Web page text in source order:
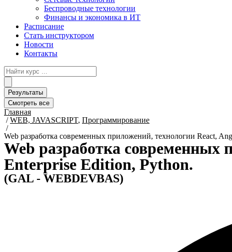
Беспроводные технологии
Финансы и экономика в ИТ
Расписание
Стать инструктором
Новости
Контакты
Search
...
Результаты
Смотреть все
Главная
/WEB, JAVASCRIPT, Программирование
/
Web разработка современных приложений, технологии React,
Web разработка современных
Enterprise Edition, Python.
(GAL - WEBDEVBAS)